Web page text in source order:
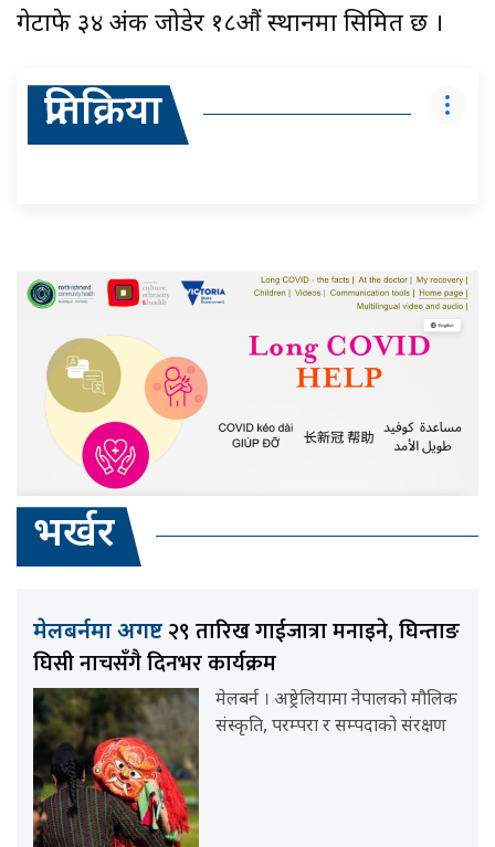
गेटाफे ३४ अंक जोडेर १८औं स्थानमा सिमित छ ।
प्रतिक्रिया
भर्खर
मेलबर्नमा अगष्ट २९ तारिख गाईजात्रा मनाइने, घिन्ताङ
घिसी नाचसँगै दिनभर कार्यक्रम
मेलबर्न । अष्ट्रेलियामा नेपालको मौलिक
संस्कृति, परम्परा र सम्पदाको संरक्षण